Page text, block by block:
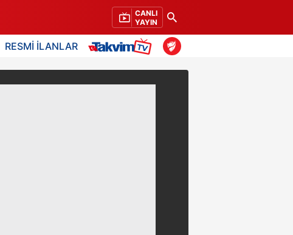
CANLI
YAYIN
RESMİ İLANLAR